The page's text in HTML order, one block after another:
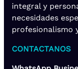
integral y
necesidades
profesionalismo
CONTACTANOS